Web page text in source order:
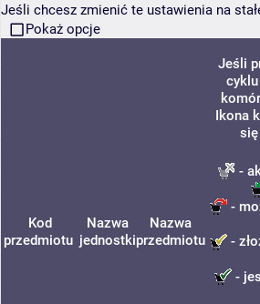
Jeśli chcesz zmienić te ustawienia na
Pokaż opcje
Kod
przedmiotu
Nazwa
jednostki
Nazwa
przedmiotu
Jeśli
Ikona
-
-
-
-